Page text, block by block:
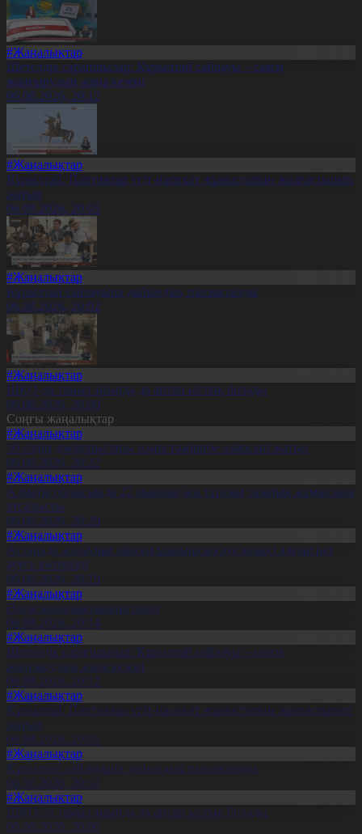
#Жаңалықтар
Шетелдік сарапшылар: Құрылтай сайлауы – саяси
жаңғырудың жаңа кезеңі
06.08.2026, 20:12
#Жаңалықтар
Құрылтай: Партиялар үгіт-насихат жұмыстарын жалғастырып
жатыр
06.08.2026, 20:05
#Жаңалықтар
Құрылтай сайлауына дайындық пысықталды
06.08.2026, 20:02
#Жаңалықтар
ШҚО-да тамыз айында да аптап ыстық болады
06.08.2026, 20:00
Соңғы жаңалықтар
#Жаңалықтар
30 елдің дзюдошылары өзара тәжірибе алмасып жатыр
06.08.2026, 20:22
#Жаңалықтар
Алматы облысында 22 мыңнан аса тұрғын тазалық жұмысына
атсалысты
06.08.2026, 20:20
#Жаңалықтар
Астанада жолаушы мінген ұшқышсыз әуе кемесі алғаш рет
әуеге көтерілді
06.08.2026, 20:19
#Жаңалықтар
Әлем жаңалықтарына шолу
06.08.2026, 20:14
#Жаңалықтар
Шетелдік сарапшылар: Құрылтай сайлауы – саяси
жаңғырудың жаңа кезеңі
06.08.2026, 20:12
#Жаңалықтар
Құрылтай: Партиялар үгіт-насихат жұмыстарын жалғастырып
жатыр
06.08.2026, 20:05
#Жаңалықтар
Құрылтай сайлауына дайындық пысықталды
06.08.2026, 20:02
#Жаңалықтар
ШҚО-да тамыз айында да аптап ыстық болады
06.08.2026, 20:00